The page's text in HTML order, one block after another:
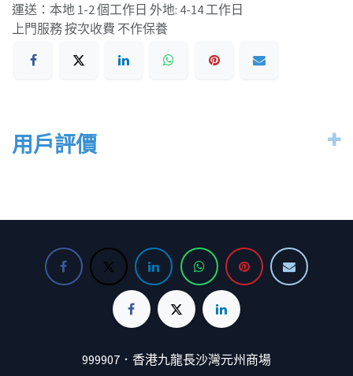
運送：本地 1-2 個工作日 外地: 4-14 工作日
上門服務 按次收費 不作保養
用戶評價
999907．香港九龍長沙灣元州商場